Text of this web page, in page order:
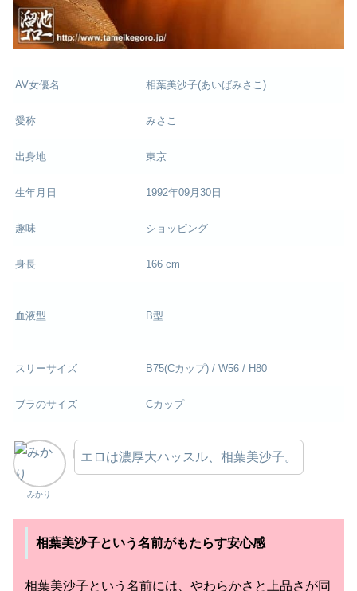
AV女優名 相葉美沙子(あいばみさこ)
愛称 みさこ
出身地 東京
生年月日 1992年09月30日
趣味 ショッピング
身長 166 cm
血液型 B型
スリーサイズ B75(Cカップ) / W56 / H80
ブラのサイズ Cカップ
みかり
エロは濃厚大ハッスル、相葉美沙子。
相葉美沙子という名前がもたらす安心感
相葉美沙子という名前には、やわらかさと上品さが同